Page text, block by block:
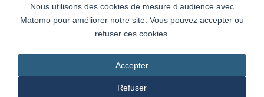
Nous utilisons des cookies de mesure d’audience avec
Matomo pour améliorer notre site. Vous pouvez accepter ou
refuser ces cookies.
Accepter
Refuser
Newsletter Conditions générales